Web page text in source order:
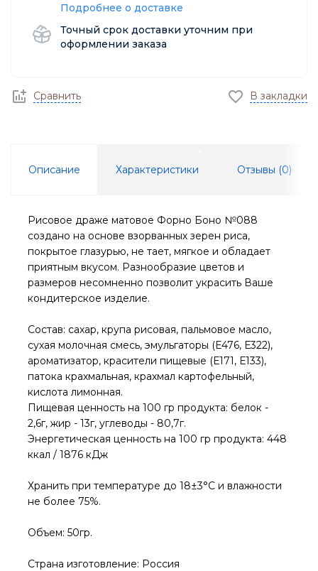
Подробнее о доставке
Точный срок доставки уточним при
оформлении заказа
Сравнить В закладки
Описание Характеристики Отзывы (0)
Рисовое драже матовое Форно Боно №088
создано на основе взорванных зерен риса,
покрытое глазурью, не тает, мягкое и обладает
приятным вкусом. Разнообразие цветов и
размеров несомненно позволит украсить Ваше
кондитерское изделие.
Состав: сахар, крупа рисовая, пальмовое масло,
сухая молочная смесь, эмульгаторы (Е476, Е322),
ароматизатор, красители пищевые (Е171, Е133),
патока крахмальная, крахмал картофельный,
кислота лимонная.
Пищевая ценность на 100 гр продукта: белок -
2,6г, жир - 13г, углеводы - 80,7г.
Энергетическая ценность на 100 гр продукта: 448
ккал / 1876 кДж
Хранить при температуре до 18±3°С и влажности
не более 75%.
Объем: 50гр.
Страна изготовление: Россия